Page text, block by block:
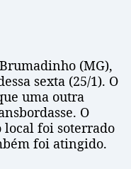
(MG),
sexta (25/1). O
uma outra
O
local foi soterrado
foi atingido.